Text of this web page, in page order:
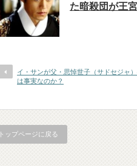
た暗殺団が王
イ・サンが父・思悼世子（サドセジャ
は事実なのか？
トップページに戻る